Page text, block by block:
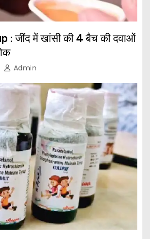
जींद में खांसी की 4 बैच की दवाओं
Admin